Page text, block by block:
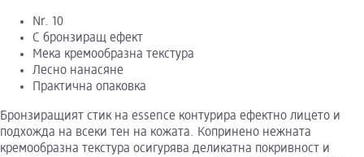
Nr. 10
С бронзиращ ефект
Мека кремообразна текстура
Лесно нанасяне
Практична опаковка
Бронзиращият стик на essence контурира ефектно лицето и
подхожда на всеки тен на кожата. Копринено нежната
кремообразна текстура осигурява деликатна покривност и